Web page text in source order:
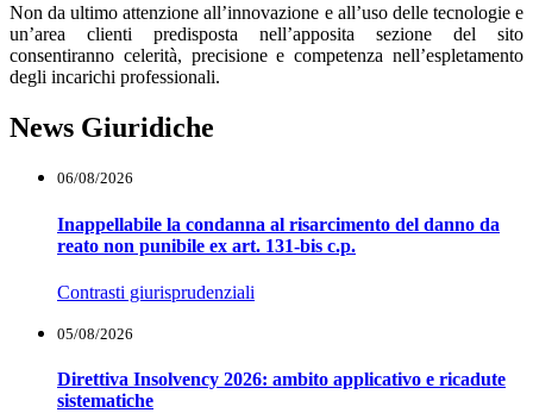
Non da ultimo attenzione all’innovazione e all’uso delle tecnologie e
un’area clienti predisposta nell’apposita sezione del sito
consentiranno celerità, precisione e competenza nell’espletamento
degli incarichi professionali.
News Giuridiche
06/08/2026
Inappellabile la condanna al risarcimento del danno da
reato non punibile ex art. 131-bis c.p.
Contrasti giurisprudenziali
05/08/2026
Direttiva Insolvency 2026: ambito applicativo e ricadute
sistematiche